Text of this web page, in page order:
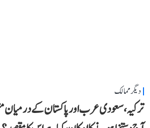
دیگر ممالک
ترکیہ، سعودی عرب اور پاکستان کے درمیان